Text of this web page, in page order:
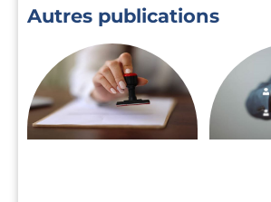
Autres publications